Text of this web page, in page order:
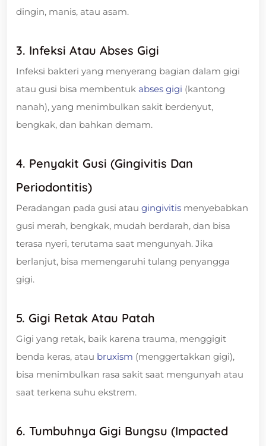
dingin, manis, atau asam.
3. Infeksi Atau Abses Gigi
Infeksi bakteri yang menyerang bagian dalam gigi
atau gusi bisa membentuk abses gigi (kantong
nanah), yang menimbulkan sakit berdenyut,
bengkak, dan bahkan demam.
4. Penyakit Gusi (Gingivitis Dan
Periodontitis)
Peradangan pada gusi atau gingivitis menyebabkan
gusi merah, bengkak, mudah berdarah, dan bisa
terasa nyeri, terutama saat mengunyah. Jika
berlanjut, bisa memengaruhi tulang penyangga
gigi.
5. Gigi Retak Atau Patah
Gigi yang retak, baik karena trauma, menggigit
benda keras, atau bruxism (menggertakkan gigi),
bisa menimbulkan rasa sakit saat mengunyah atau
saat terkena suhu ekstrem.
6. Tumbuhnya Gigi Bungsu (Impacted